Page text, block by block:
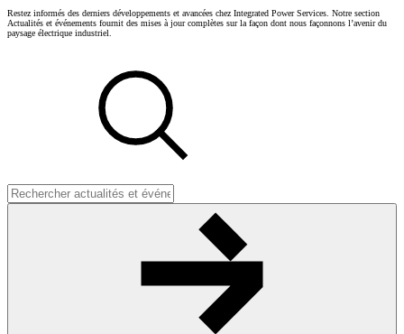
Restez informés des derniers développements et avancées chez Integrated Power Services. Notre section
Actualités et événements fournit des mises à jour complètes sur la façon dont nous façonnons l’avenir du
paysage électrique industriel.